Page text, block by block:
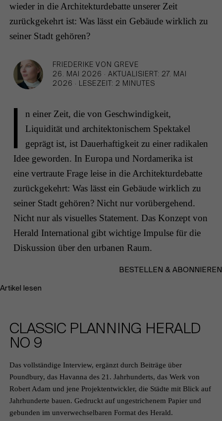
wieder in die Architekturdebatte unserer Zeit
zurückgekehrt ist: Was lässt ein Gebäude wirklich zu
seiner Stadt gehören?
FRIEDERIKE VON GREVE
26. MAI 2026 · AKTUALISIERT: 27. MAI
2026 · LESEZEIT: 2 MINUTES
I
n einer Zeit, die von Geschwindigkeit,
Liquidität und architektonischem Spektakel
geprägt ist, ist Dauerhaftigkeit zu einer radikalen
Idee geworden. In Europa und Nordamerika ist
eine vertraute Frage leise in die Architekturdebatte
zurückgekehrt: Was lässt ein Gebäude wirklich zu
seiner Stadt gehören? Nicht nur vorübergehend.
Nicht nur als visuelles Statement. Das Konzept von
Herald International gibt wichtige Impulse für die
Diskussion über den urbanen Raum.
BESTELLEN & ABONNIEREN
CLASSIC PLANNING HERALD
NO 9
Das vollständige Interview, ergänzt durch Beiträge über
Poundbury, das Havanna des 21. Jahrhunderts, das Werk von
Robert Adam und jene Projektentwickler, die Städte mit Blick auf
Jahrhunderte bauen. Gedruckt auf ungestrichenem Papier und
gebunden im unverwechselbaren Format des Herald.
Artikel lesen